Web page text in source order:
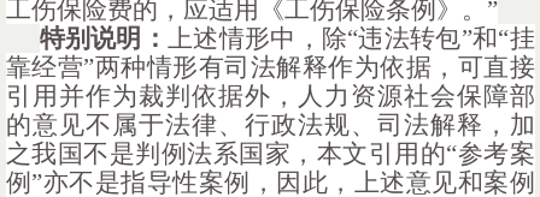
工伤保险费的，应适用《工伤保险条例》。 ”
特别说明： 上述情形中，除“违法转包”和“挂
靠经营”两种情形有司法解释作为依据，可直接
引用并作为裁判依据外，人力资源社会保障部
的意见不属于法律、行政法规、司法解释，加
之我国不是判例法系国家，本文引用的“参考案
例”亦不是指导性案例，因此，上述意见和案例